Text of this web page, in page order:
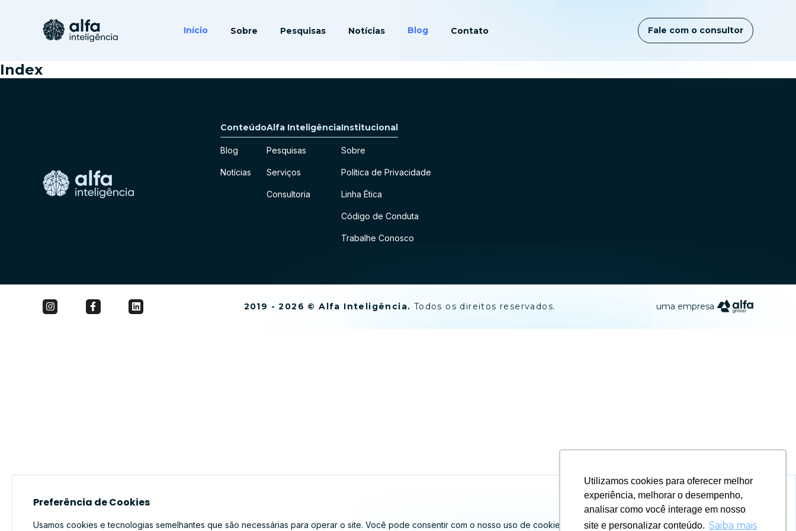
Utilizamos cookies para oferecer melhor
experiência, melhorar o desempenho,
analisar como você interage em nosso
site e personalizar conteúdo. Saiba mais
Início Sobre Pesquisas Notícias Blog Contato Fale com o consultor
Index
Preferência de Cookies
Usamos cookies e tecnologias semelhantes que são necessárias para operar o site. Você pode consentir com o nosso uso de cookies clicando em
Aceitar todos os cookies
Conteúdo
Blog
Notícias
Alfa Inteligência
Pesquisas
Serviços
Consultoria
Institucional
Sobre
Política de Privacidade
Linha Ética
Código de Conduta
Trabalhe Conosco
2019 - 2026 © Alfa Inteligência. Todos os direitos reservados. uma empresa